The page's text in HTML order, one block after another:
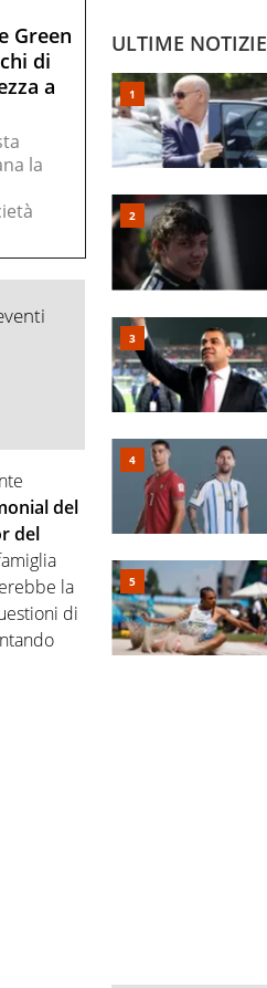
Green
di
a
la
del
del
la
di
ULTIME NOTIZIE